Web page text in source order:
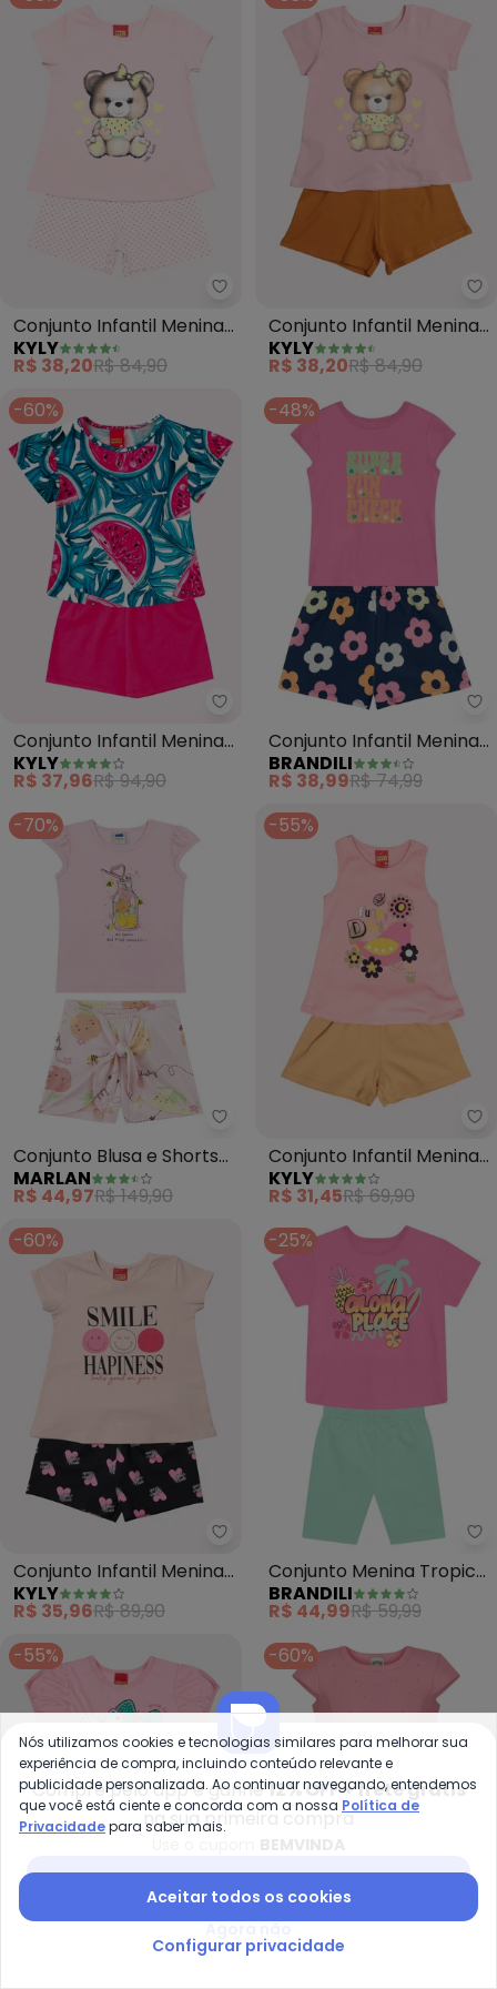
Kyly - Conjunto Infantil Menina
Conjunto Infantil Menina
Ursinho (Rosa)
KYLY
R$ 38,20R$ 84,90
Conjunto Infantil Menina
Ursinho (Rosa)
KYLY
R$ 38,20R$ 84,90
-60%
Kyly - Conjunto Infantil Menina
Conjunto Infantil Menina
Melancia (Rosa)
KYLY
R$ 37,96R$ 94,90
-48%
Conjunto Infantil Menina
de Flores em Puff (Rosa)
BRANDILI
R$ 38,99R$ 74,99
-70%
Marlan - Conjunto Blusa e
Conjunto Blusa e Shorts
Salada de Frutas (Rosa)
MARLAN
R$ 44,97R$ 149,90
-55%
Conjunto Infantil Menina
Passáro (Rosa)
KYLY
R$ 31,45R$ 69,90
-60%
Kyly - Conjunto Infantil Menina
Conjunto Infantil Menina
Smile (Rosa)
KYLY
R$ 35,96R$ 89,90
-25%
Conjunto Menina Tropical
com Glitter (Rosa)
BRANDILI
R$ 44,99R$ 59,99
-55%
Kyly - Conjunto Infantil Menina
-60%
Compre pelo app e ganhe12% OFF + frete grátis
na sua primeira compra
Nós utilizamos cookies e tecnologias similares para melhorar sua
experiência de compra, incluindo conteúdo relevante e
publicidade personalizada. Ao continuar navegando, entendemos
que você está ciente e concorda com a nossa Política de
Privacidadepara saber mais.
Aceitar todos os cookies
Configurar privacidade